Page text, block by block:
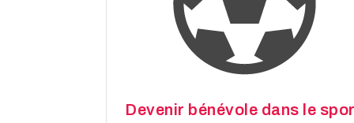
Devenir bénévole dans le